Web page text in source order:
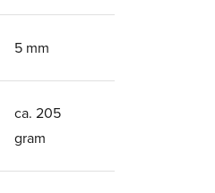
5 mm
ca. 205
gram